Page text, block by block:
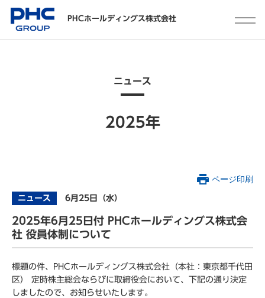
PHCホールディングス株式会社
ニュース
2025年
ページ印刷
ニュース 6月25日（水）
2025年6月25日付 PHCホールディングス株式会
社 役員体制について
標題の件、PHCホールディングス株式会社（本社：東京都千代田
区） 定時株主総会ならびに取締役会において、下記の通り決定
しましたので、お知らせいたします。